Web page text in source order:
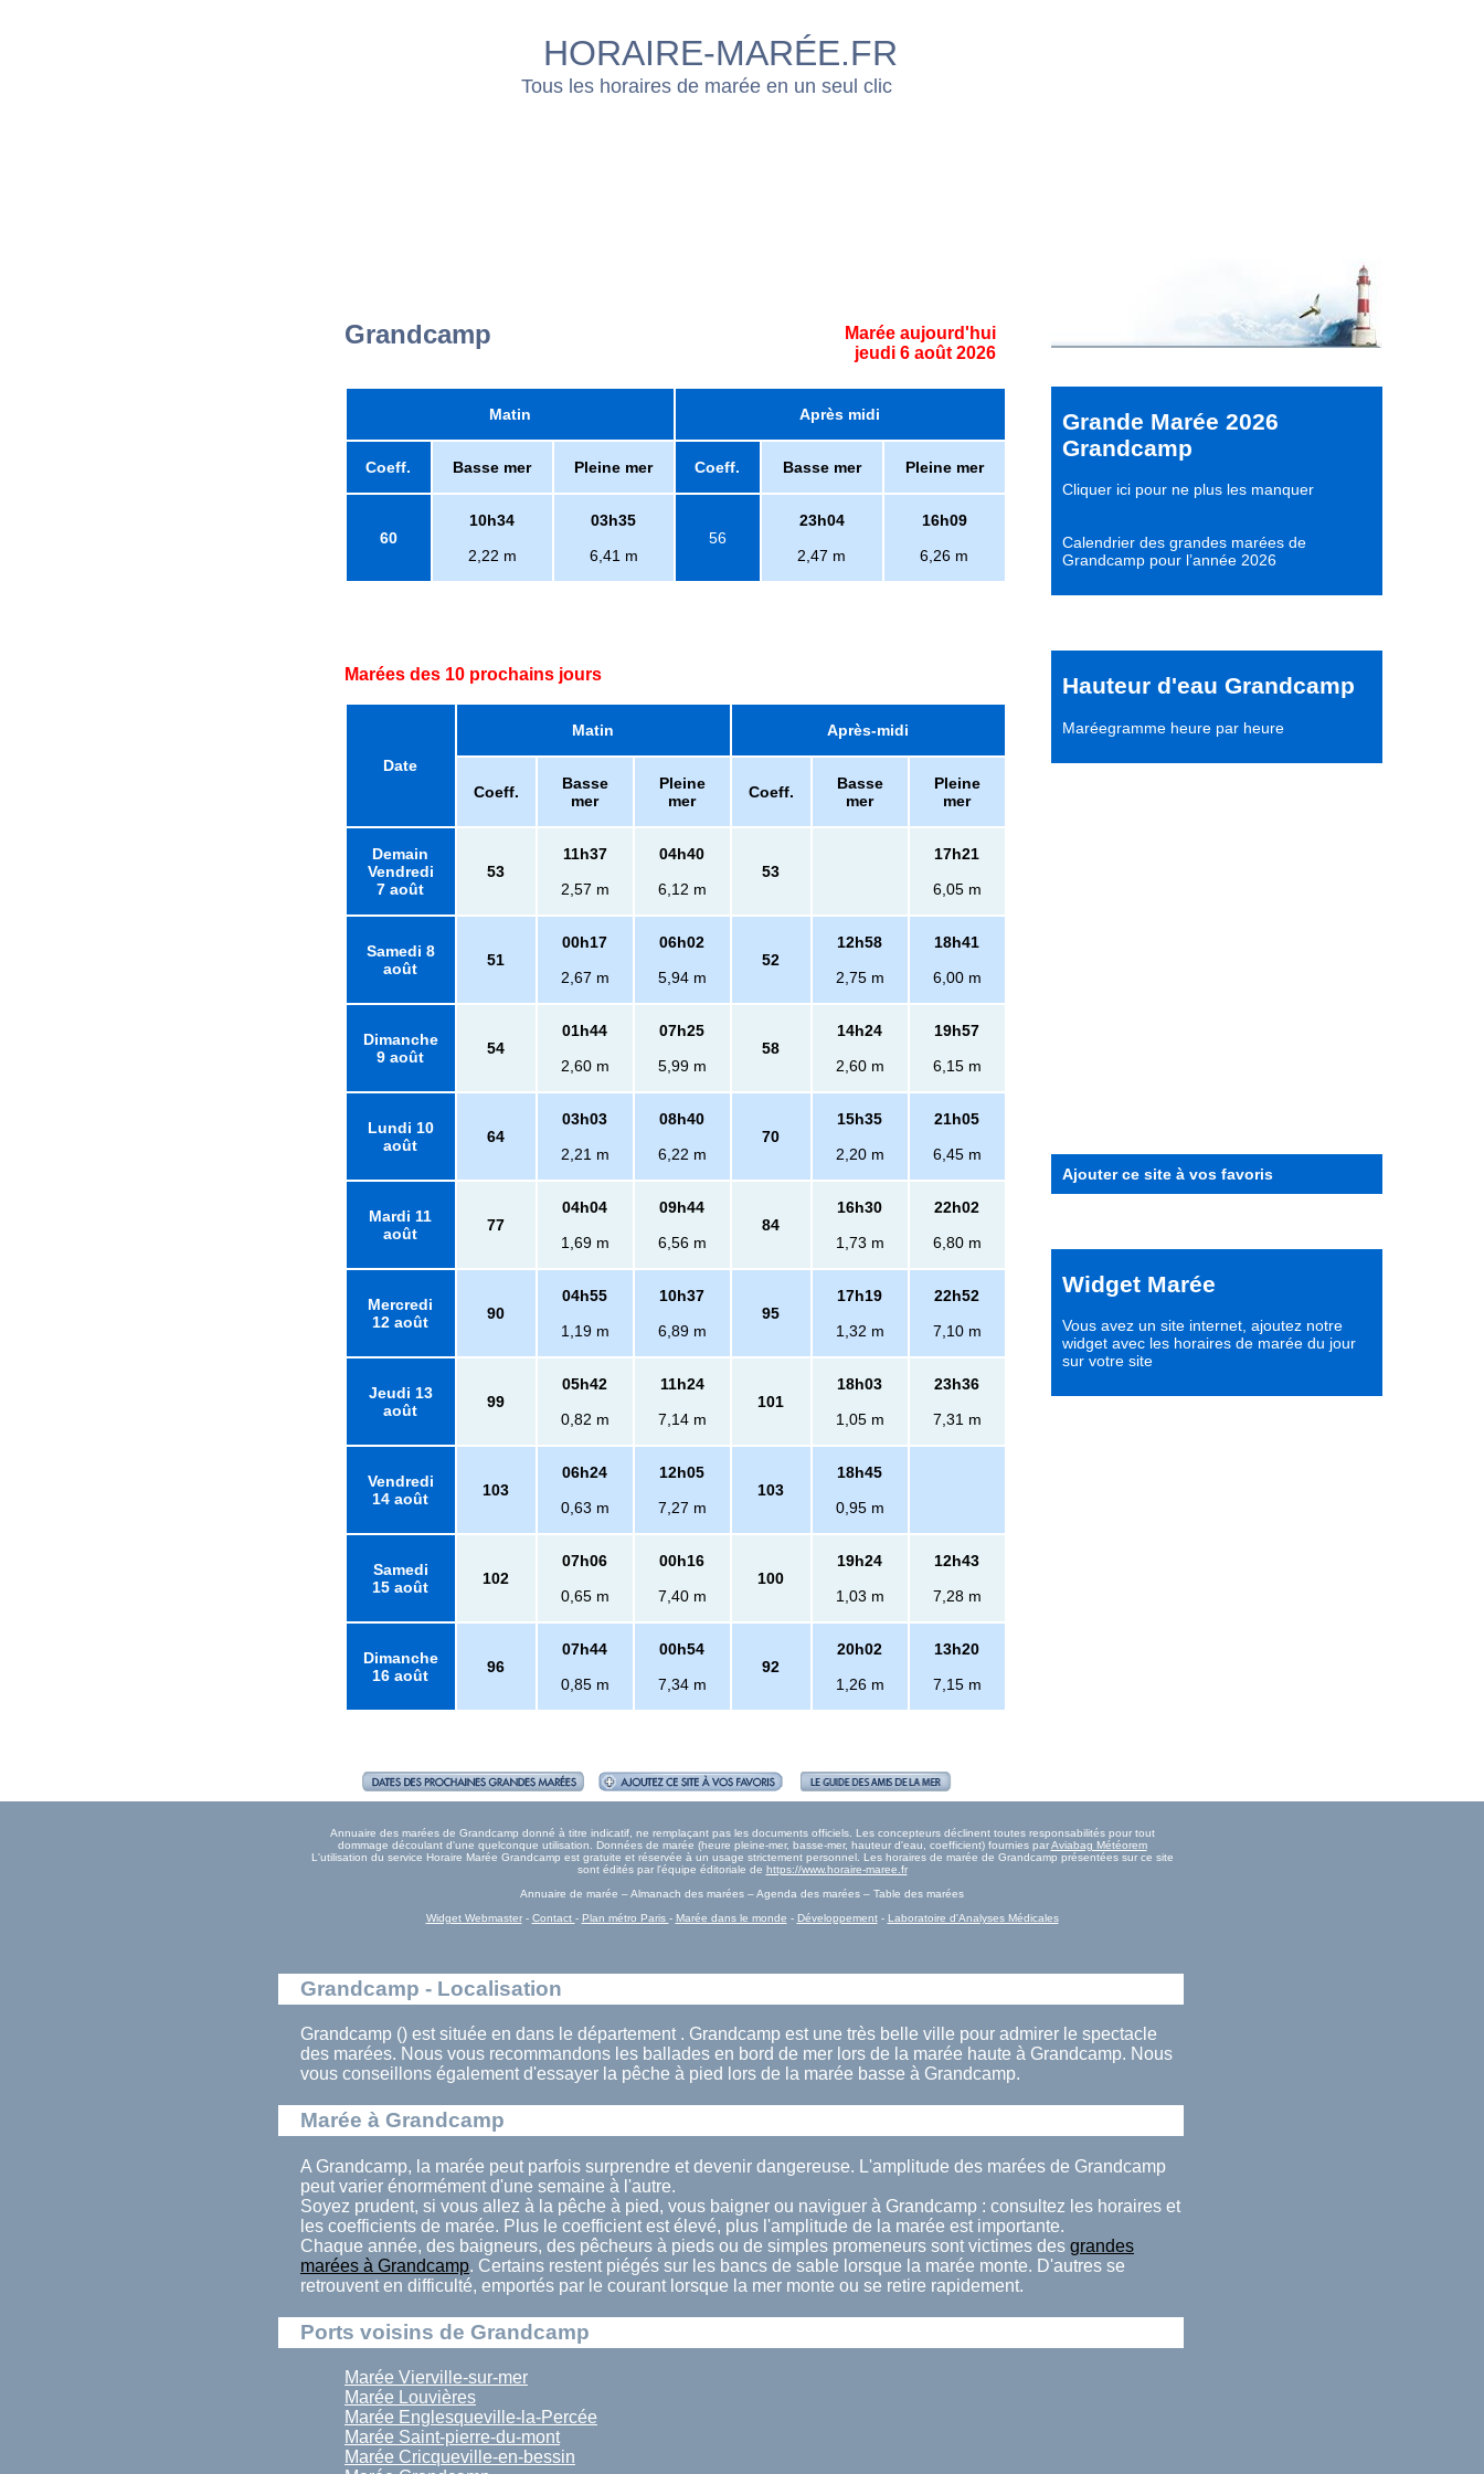
HORAIRE-MARÉE.FR
Tous les horaires de marée en un seul clic
Grandcamp
Marée aujourd'hui
jeudi 6 août 2026
Matin Après midi
Coeff. Basse mer Pleine mer Coeff. Basse mer Pleine mer
60
10h34
2,22 m
03h35
6,41 m
56
23h04
2,47 m
16h09
6,26 m
Marées des 10 prochains jours
Date
Matin Après-midi
Coeff.
Basse
mer
Pleine
mer
Coeff.
Basse
mer
Pleine
mer
Demain
Vendredi
7 août
53
11h37
2,57 m
04h40
6,12 m
53
17h21
6,05 m
Samedi 8
août
51
00h17
2,67 m
06h02
5,94 m
52
12h58
2,75 m
18h41
6,00 m
Dimanche
9 août
54
01h44
2,60 m
07h25
5,99 m
58
14h24
2,60 m
19h57
6,15 m
Lundi 10
août
64
03h03
2,21 m
08h40
6,22 m
70
15h35
2,20 m
21h05
6,45 m
Mardi 11
août
77
04h04
1,69 m
09h44
6,56 m
84
16h30
1,73 m
22h02
6,80 m
Mercredi
12 août
90
04h55
1,19 m
10h37
6,89 m
95
17h19
1,32 m
22h52
7,10 m
Jeudi 13
août
99
05h42
0,82 m
11h24
7,14 m
101
18h03
1,05 m
23h36
7,31 m
Vendredi
14 août
103
06h24
0,63 m
12h05
7,27 m
103
18h45
0,95 m
Samedi
15 août
102
07h06
0,65 m
00h16
7,40 m
100
19h24
1,03 m
12h43
7,28 m
Dimanche
16 août
96
07h44
0,85 m
00h54
7,34 m
92
20h02
1,26 m
13h20
7,15 m
Grande Marée 2026
Grandcamp
Cliquer ici pour ne plus les manquer
Calendrier des grandes marées de
Grandcamp pour l’année 2026
Hauteur d'eau Grandcamp
Maréegramme heure par heure
Ajouter ce site à vos favoris
Widget Marée
Vous avez un site internet, ajoutez notre
widget avec les horaires de marée du jour
sur votre site
Annuaire des marées de Grandcamp donné à titre indicatif, ne remplaçant pas les documents officiels. Les concepteurs déclinent toutes responsabilités pour tout
dommage découlant d'une quelconque utilisation. Données de marée (heure pleine-mer, basse-mer, hauteur d'eau, coefficient) fournies parAviabag Météorem
L'utilisation du service Horaire Marée Grandcamp est gratuite et réservée à un usage strictement personnel. Les horaires de marée de Grandcamp présentées sur ce site
sont édités par l'équipe éditoriale de https://www.horaire-maree.fr
Annuaire de marée – Almanach des marées – Agenda des marées – Table des marées
Widget Webmaster- Contact - Plan métro Paris - Marée dans le monde - Développement- Laboratoire d'Analyses Médicales
Grandcamp - Localisation
Grandcamp () est située en dans le département . Grandcamp est une très belle ville pour admirer le spectacle
des marées. Nous vous recommandons les ballades en bord de mer lors de la marée haute à Grandcamp. Nous
vous conseillons également d'essayer la pêche à pied lors de la marée basse à Grandcamp.
Marée à Grandcamp
A Grandcamp, la marée peut parfois surprendre et devenir dangereuse. L'amplitude des marées de Grandcamp
peut varier énormément d'une semaine à l'autre.
Soyez prudent, si vous allez à la pêche à pied, vous baigner ou naviguer à Grandcamp : consultez les horaires et
les coefficients de marée. Plus le coefficient est élevé, plus l'amplitude de la marée est importante.
Chaque année, des baigneurs, des pêcheurs à pieds ou de simples promeneurs sont victimes des grandes
marées à Grandcamp. Certains restent piégés sur les bancs de sable lorsque la marée monte. D'autres se
retrouvent en difficulté, emportés par le courant lorsque la mer monte ou se retire rapidement.
Ports voisins de Grandcamp
Marée Vierville-sur-mer
Marée Louvières
Marée Englesqueville-la-Percée
Marée Saint-pierre-du-mont
Marée Cricqueville-en-bessin